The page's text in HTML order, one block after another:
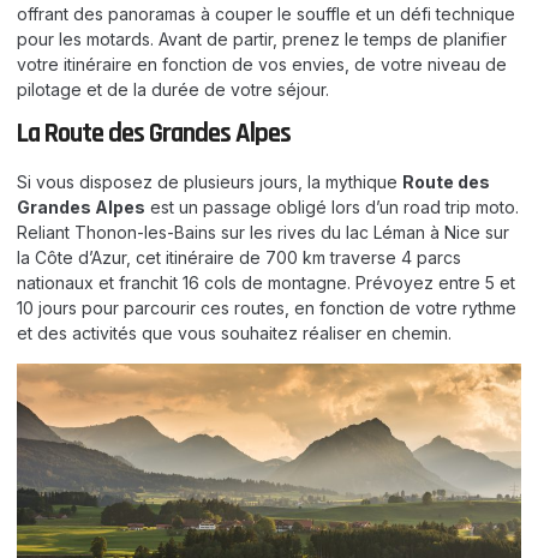
offrant des panoramas à couper le souffle et un défi technique
pour les motards. Avant de partir, prenez le temps de planifier
votre itinéraire en fonction de vos envies, de votre niveau de
pilotage et de la durée de votre séjour.
La Route des Grandes Alpes
Si vous disposez de plusieurs jours, la mythique Route des
Grandes Alpes est un passage obligé lors d’un road trip moto.
Reliant Thonon-les-Bains sur les rives du lac Léman à Nice sur
la Côte d’Azur, cet itinéraire de 700 km traverse 4 parcs
nationaux et franchit 16 cols de montagne. Prévoyez entre 5 et
10 jours pour parcourir ces routes, en fonction de votre rythme
et des activités que vous souhaitez réaliser en chemin.